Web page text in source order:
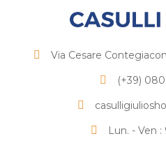
Via Cesare
(+39)
Lun. - Ven